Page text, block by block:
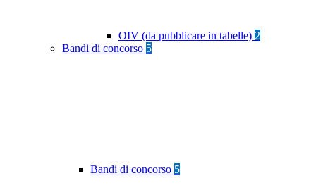
OIV (da pubblicare in tabelle) 2
Bandi di concorso 5
Bandi di concorso 5